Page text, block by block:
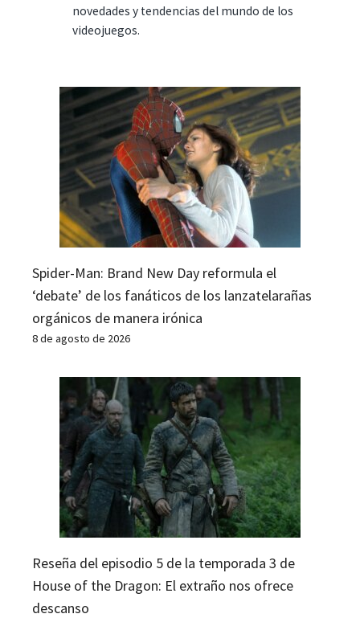
novedades y tendencias del mundo de los
videojuegos.
Spider-Man: Brand New Day reformula el
‘debate’ de los fanáticos de los lanzatelarañas
orgánicos de manera irónica
8 de agosto de 2026
Reseña del episodio 5 de la temporada 3 de
House of the Dragon: El extraño nos ofrece
descanso